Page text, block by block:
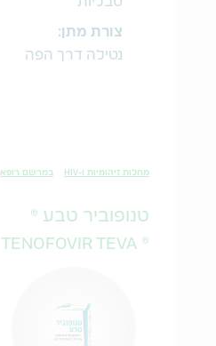
צורת מתן:
נטילה דרך הפה
מחלות זיהומיות ו-HIV במרשם רופא
טנופוביר טבע ®
® TENOFOVIR TEVA